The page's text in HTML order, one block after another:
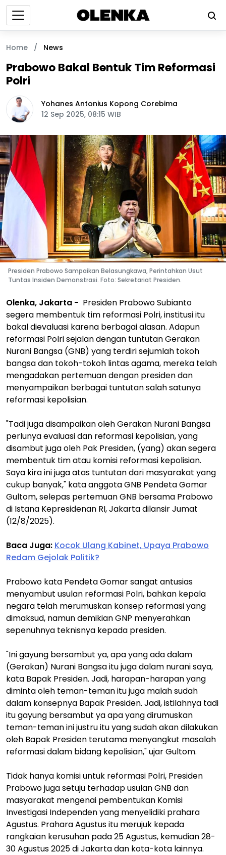
Home / News
Prabowo Bakal Bentuk Tim Reformasi
Polri
Yohanes Antonius Kopong Corebima
12 Sep 2025, 08:15 WIB
Presiden Prabowo Sampaikan Belasungkawa, Perintahkan Usut
Tuntas Insiden Demonstrasi. Foto: Sekretariat Presiden.
Olenka, Jakarta - Presiden Prabowo Subianto
segera membentuk tim reformasi Polri, institusi itu
bakal dievaluasi karena berbagai alasan. Adapun
reformasi Polri sejalan dengan tuntutan Gerakan
Nurani Bangsa (GNB) yang terdiri sejumlah tokoh
bangsa dan tokoh-tokoh lintas agama, mereka telah
mengadakan pertemuan dengan presiden dan
menyampaikan berbagai tuntutan salah satunya
reformasi kepolisian.
"Tadi juga disampaikan oleh Gerakan Nurani Bangsa
perlunya evaluasi dan reformasi kepolisian, yang
disambut juga oleh Pak Presiden, (yang) akan segera
membentuk tim atau komisi reformasi kepolisian.
Saya kira ini juga atas tuntutan dari masyarakat yang
cukup banyak," kata anggota GNB Pendeta Gomar
Gultom, selepas pertemuan GNB bersama Prabowo
di Istana Kepresidenan RI, Jakarta dilansir Jumat
(12/8/2025).
Baca Juga: Kocok Ulang Kabinet, Upaya Prabowo
Redam Gejolak Politik?
Prabowo kata Pendeta Gomar sangat antusias
menyambut usulan reformasi Polri, bahkan kepala
negara telah merumuskan konsep reformasi yang
dimaksud, namun demikian GNP menyerahkan
sepenuhnya teknisnya kepada presiden.
"Ini gayung bersambut ya, apa yang ada dalam
(Gerakan) Nurani Bangsa itu juga dalam nurani saya,
kata Bapak Presiden. Jadi, harapan-harapan yang
diminta oleh teman-teman itu juga malah sudah
dalam konsepnya Bapak Presiden. Jadi, istilahnya tadi
itu gayung bersambut ya apa yang dirumuskan
teman-teman ini justru itu yang sudah akan dilakukan
oleh Bapak Presiden terutama menyangkut masalah
reformasi dalam bidang kepolisian," ujar Gultom.
Tidak hanya komisi untuk reformasi Polri, Presiden
Prabowo juga setuju terhadap usulan GNB dan
masyarakat mengenai pembentukan Komisi
Investigasi Independen yang menyelidiki prahara
Agustus. Prahara Agustus itu merujuk kepada
rangkaian kerusuhan pada 25 Agustus, kemudian 28-
30 Agustus 2025 di Jakarta dan kota-kota lainnya.